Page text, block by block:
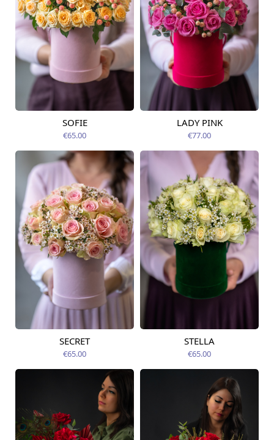
Pieejams šodien
SOFIE
€65.00
Pieejams šodien
LADY PINK
€77.00
Pieejama no
SECRET
€65.00
Pieejams šodien
STELLA
€65.00